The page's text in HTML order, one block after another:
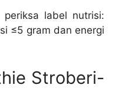
periksa label nutrisi:
≤5 gram dan energi
Stroberi-